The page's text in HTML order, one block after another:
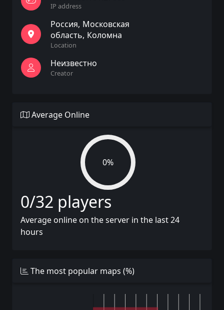
IP address
Россия Московская
область Коломна
Location
Неизвестно
Creator
Average Online
0%
0/32 players
Average online on the server in the last 24
hours
The most popular maps (%)